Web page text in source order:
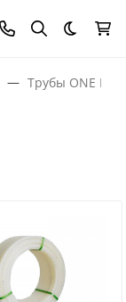
Темная
Трубы ONE